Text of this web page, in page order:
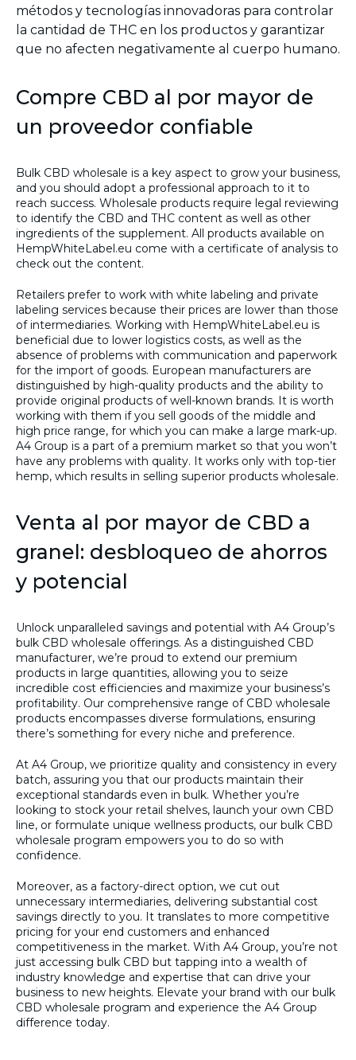
métodos y tecnologías innovadoras para controlar
la cantidad de THC en los productos y garantizar
que no afecten negativamente al cuerpo humano.
Compre CBD al por mayor de
un proveedor confiable
Bulk CBD wholesale is a key aspect to grow your business,
and you should adopt a professional approach to it to
reach success. Wholesale products require legal reviewing
to identify the CBD and THC content as well as other
ingredients of the supplement. All products available on
HempWhiteLabel.eu come with a certificate of analysis to
check out the content.
Retailers prefer to work with white labeling and private
labeling services because their prices are lower than those
of intermediaries. Working with HempWhiteLabel.eu is
beneficial due to lower logistics costs, as well as the
absence of problems with communication and paperwork
for the import of goods. European manufacturers are
distinguished by high-quality products and the ability to
provide original products of well-known brands. It is worth
working with them if you sell goods of the middle and
high price range, for which you can make a large mark-up.
A4 Group is a part of a premium market so that you won’t
have any problems with quality. It works only with top-tier
hemp, which results in selling superior products wholesale.
Venta al por mayor de CBD a
granel: desbloqueo de ahorros
y potencial
Unlock unparalleled savings and potential with A4 Group’s
bulk CBD wholesale offerings. As a distinguished CBD
manufacturer, we’re proud to extend our premium
products in large quantities, allowing you to seize
incredible cost efficiencies and maximize your business’s
profitability. Our comprehensive range of CBD wholesale
products encompasses diverse formulations, ensuring
there’s something for every niche and preference.
At A4 Group, we prioritize quality and consistency in every
batch, assuring you that our products maintain their
exceptional standards even in bulk. Whether you’re
looking to stock your retail shelves, launch your own CBD
line, or formulate unique wellness products, our bulk CBD
wholesale program empowers you to do so with
confidence.
Moreover, as a factory-direct option, we cut out
unnecessary intermediaries, delivering substantial cost
savings directly to you. It translates to more competitive
pricing for your end customers and enhanced
competitiveness in the market. With A4 Group, you’re not
just accessing bulk CBD but tapping into a wealth of
industry knowledge and expertise that can drive your
business to new heights. Elevate your brand with our bulk
CBD wholesale program and experience the A4 Group
difference today.